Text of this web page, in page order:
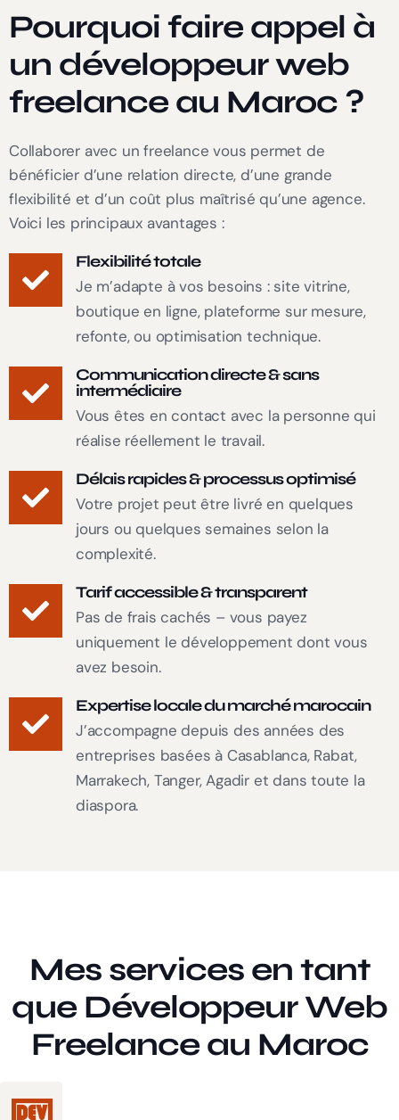
Pourquoi faire appel à
un développeur web
freelance au Maroc ?
Collaborer avec un freelance vous permet de
bénéficier d’une relation directe, d’une grande
flexibilité et d’un coût plus maîtrisé qu’une agence.
Voici les principaux avantages :
Flexibilité totale
Je m’adapte à vos besoins : site vitrine,
boutique en ligne, plateforme sur mesure,
refonte, ou optimisation technique.
Communication directe & sans
intermédiaire
Vous êtes en contact avec la personne qui
réalise réellement le travail.
Délais rapides & processus optimisé
Votre projet peut être livré en quelques
jours ou quelques semaines selon la
complexité.
Tarif accessible & transparent
Pas de frais cachés – vous payez
uniquement le développement dont vous
avez besoin.
Expertise locale du marché marocain
J’accompagne depuis des années des
entreprises basées à Casablanca, Rabat,
Marrakech, Tanger, Agadir et dans toute la
diaspora.
Mes services en tant
que Développeur Web
Freelance au Maroc